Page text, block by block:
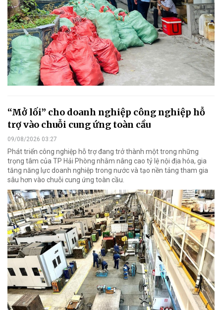
“Mở lối” cho doanh nghiệp công nghiệp hỗ
trợ vào chuỗi cung ứng toàn cầu
09/08/2026 03:27
Phát triển công nghiệp hỗ trợ đang trở thành một trong những
trọng tâm của TP Hải Phòng nhằm nâng cao tỷ lệ nội địa hóa, gia
tăng năng lực doanh nghiệp trong nước và tạo nền tảng tham gia
sâu hơn vào chuỗi cung ứng toàn cầu.